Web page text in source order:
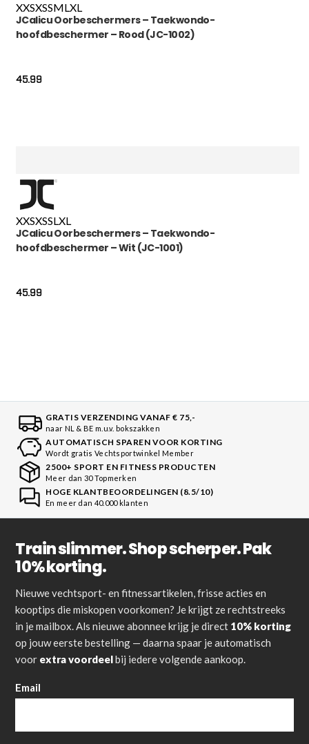
XXSXSSMLXL
JCalicu Oorbeschermers – Taekwondo-
hoofdbeschermer – Rood (JC-1002)
45.99
XXSXSSL XL
JCalicu Oorbeschermers – Taekwondo-
hoofdbeschermer – Wit (JC-1001)
45.99
GRATIS VERZENDING VANAF € 75,-
naar NL & BE m.u.v. bokszakken
AUTOMATISCH SPAREN VOOR KORTING
Wordt gratis Vechtsportwinkel Member
2500+ SPORT EN FITNESS PRODUCTEN
Meer dan 30 Topmerken
HOGE KLANTBEOORDELINGEN (8.5/10)
En meer dan 40.000 klanten
Train slimmer. Shop scherper. Pak
10% korting.
Nieuwe vechtsport- en fitnessartikelen, frisse acties en
kooptips die miskopen voorkomen? Je krijgt ze rechtstreeks
in je mailbox. Als nieuwe abonnee krijg je direct 10% korting
op jouw eerste bestelling — daarna spaar je automatisch
voor extra voordeelbij iedere volgende aankoop.
Email